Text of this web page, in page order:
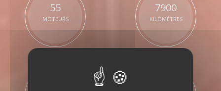
55
MOTEURS
7900
KILOMÉTRES